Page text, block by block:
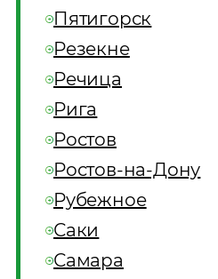
Пятигорск
Резекне
Речица
Рига
Ростов
Ростов-на-Дону
Рубежное
Саки
Самара